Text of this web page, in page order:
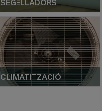
SEGELLADORS
CLIMATITZACIÓ